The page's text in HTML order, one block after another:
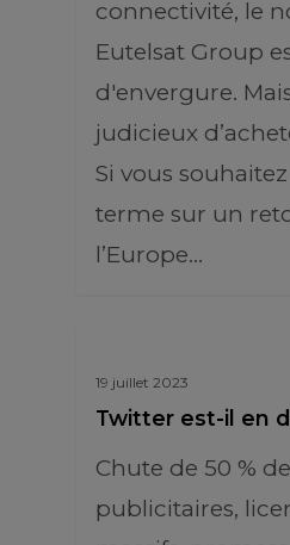
connectivité, le
Eutelsat Group
d'envergure.
judicieux
Si vous
terme sur un
l’Europe…
19 juillet 2023
Twitter est-il en
Chute de 50 %
publicitaires,